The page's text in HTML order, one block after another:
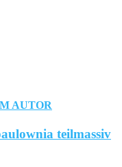
AUTOR
teilmassiv